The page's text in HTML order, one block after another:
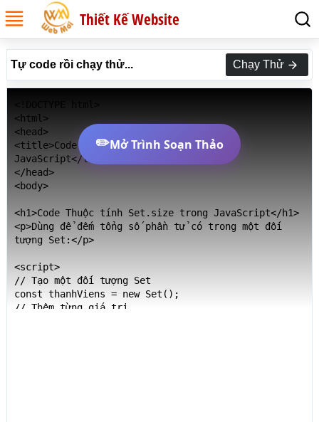
Thiết Kế Website
Tự code rồi chạy thử... Chạy Thử
<html>
<head>
<title>Code Thuộc tính Set.size trong
JavaScript</title>
</head>
<body>
<h1>Code Thuộc tính Set.size trong JavaScript</h1>
<p>Dùng để đếm tổng số phần tử có trong một đối
tượng Set:</p>
<script>
// Tạo một đối tượng Set
const thanhViens = new Set();
// Thêm từng giá trị
✏️Mở Trình Soạn Thảo